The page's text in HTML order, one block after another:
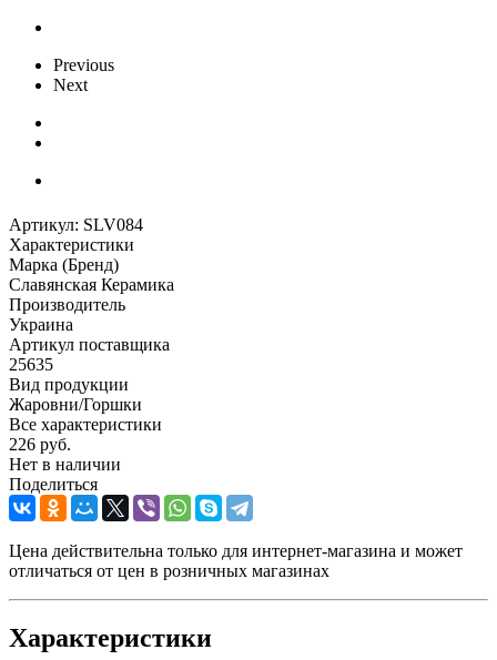
Previous
Next
Артикул: SLV084
Характеристики
Марка (Бренд)
Славянская Керамика
Производитель
Украина
Артикул поставщика
25635
Вид продукции
Жаровни/Горшки
Все характеристики
226 руб.
Нет в наличии
Поделиться
Цена действительна только для интернет-магазина и может
отличаться от цен в розничных магазинах
Характеристики